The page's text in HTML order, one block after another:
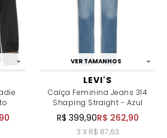
VER TAMANHOS
LEVI'S
Calça Feminina Jeans 314
Shaping Straight - Azul
R$ 399,90R$ 262,90
3 X R$ 87,63